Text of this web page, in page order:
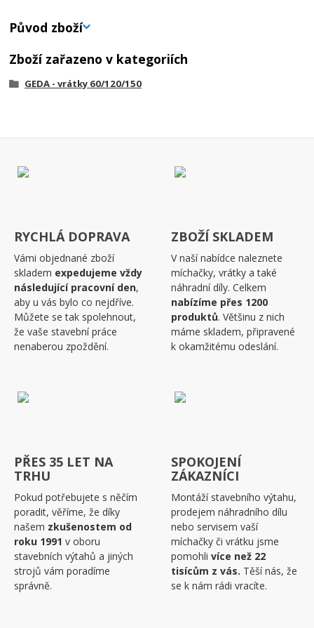
Původ zboží
Zboží zařazeno v kategoriích
GEDA - vrátky 60/120/150
RYCHLÁ DOPRAVA
Vámi objednané zboží
skladem expedujeme vždy
následující pracovní den,
aby u vás bylo co nejdříve.
Můžete se tak spolehnout,
že vaše stavební práce
nenaberou zpoždění.
ZBOŽÍ SKLADEM
V naší nabídce naleznete
míchačky, vrátky a také
náhradní díly. Celkem
nabízíme přes 1200
produktů. Většinu z nich
máme skladem, připravené
k okamžitému odeslání.
PŘES 35 LET NA
TRHU
Pokud potřebujete s něčím
poradit, věříme, že díky
našem zkušenostem od
roku 1991 v oboru
stavebních výtahů a jiných
strojů vám poradíme
správně.
SPOKOJENÍ
ZÁKAZNÍCI
Montáží stavebního výtahu,
prodejem náhradního dílu
nebo servisem vaší
míchačky či vrátku jsme
pomohli více než 22
tisícům z vás. Těší nás, že
se k nám rádi vracíte.